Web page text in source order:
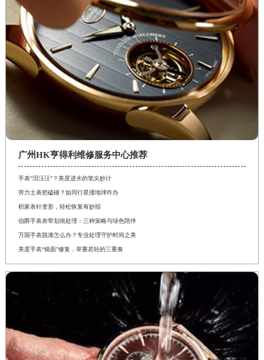
广州HK亨得利维修服务中心推荐
手表“泪汪汪”？美度进水的笔尖妙计
劳力士表把磕碰？如同行星撞地球咋办
积家表针变形，轻松恢复有妙招
伯爵手表表带划痕处理：三种策略与绿色陪伴
万国手表脱漆怎么办？专业处理守护时间之美
美度手表“镜面”修复，举重若轻的三重奏